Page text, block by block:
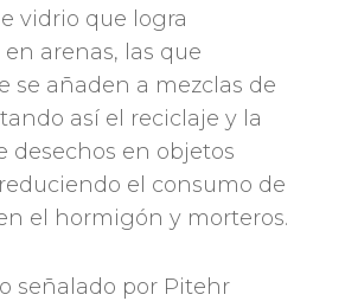
vidrio que logra
arenas, las que
se añaden a mezclas de
así el reciclaje y la
desechos en objetos
el consumo de
el hormigón y morteros.
señalado por Pitehr